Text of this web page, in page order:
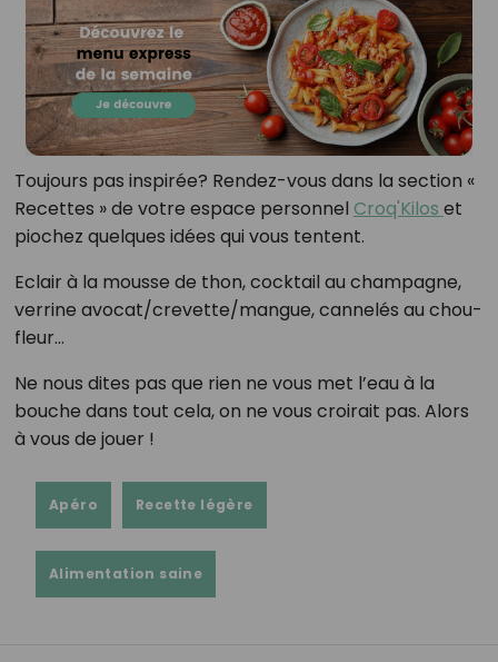
Toujours pas inspirée? Rendez-vous dans la section «
Recettes » de votre espace personnel Croq'Kilos et
piochez quelques idées qui vous tentent.
Eclair à la mousse de thon, cocktail au champagne,
verrine avocat/crevette/mangue, cannelés au chou-
fleur…
Ne nous dites pas que rien ne vous met l’eau à la
bouche dans tout cela, on ne vous croirait pas. Alors
à vous de jouer !
Apéro Recette légère
Alimentation saine